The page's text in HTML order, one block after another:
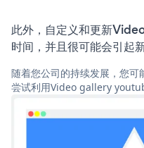
此外，自定义和更新
时间，并且很可能会引起
随着您公司的持续发展，您可
尝试利用Video gallery